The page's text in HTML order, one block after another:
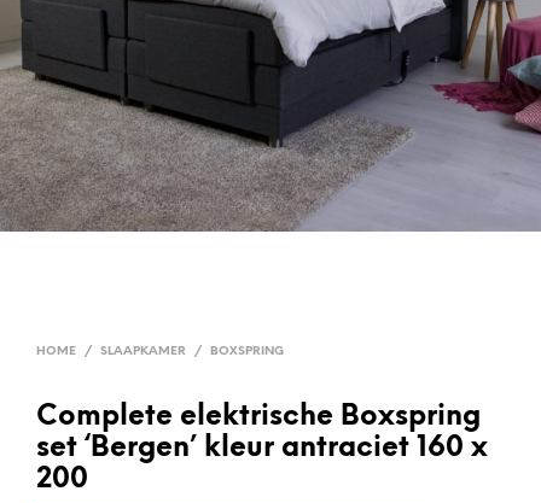
HOME / SLAAPKAMER / BOXSPRING
Complete elektrische Boxspring
set ‘Bergen’ kleur antraciet 160 x
200